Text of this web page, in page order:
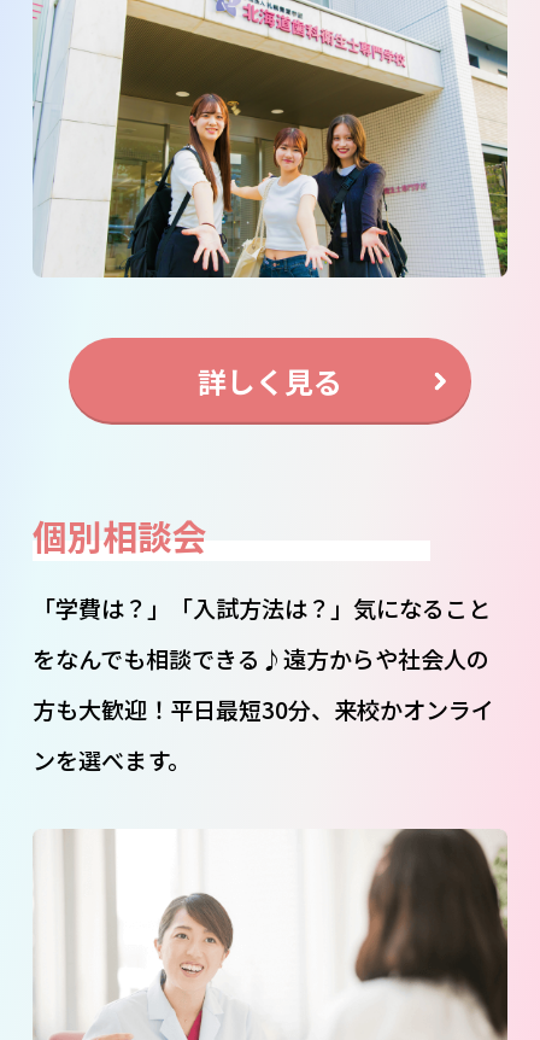
詳しく見る
個別相談会
「学費は？」「入試方法は？」気になること
をなんでも相談できる♪遠方からや社会人の
方も大歓迎！平日最短30分、来校かオンライ
ンを選べます。